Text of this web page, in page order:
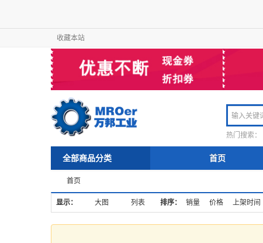
收藏本站
热门搜索：
全部商品分类 首页
首页
显示： 大图 列表 排序： 销量 价格 上架时间